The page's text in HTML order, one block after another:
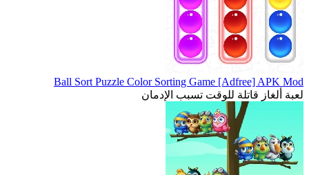
Ball Sort Puzzle Color Sorting Game [Adfree] APK Mod
لعبة ألغاز قاتلة للوقت تسبب الإدمان